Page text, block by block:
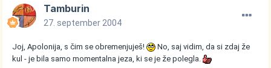
Tamburin
27. september 2004
Joj, Apolonija, s čim se obremenjuješ!
No, saj vidim, da si zdaj že
kul - je bila samo momentalna jeza, ki se je že polegla.